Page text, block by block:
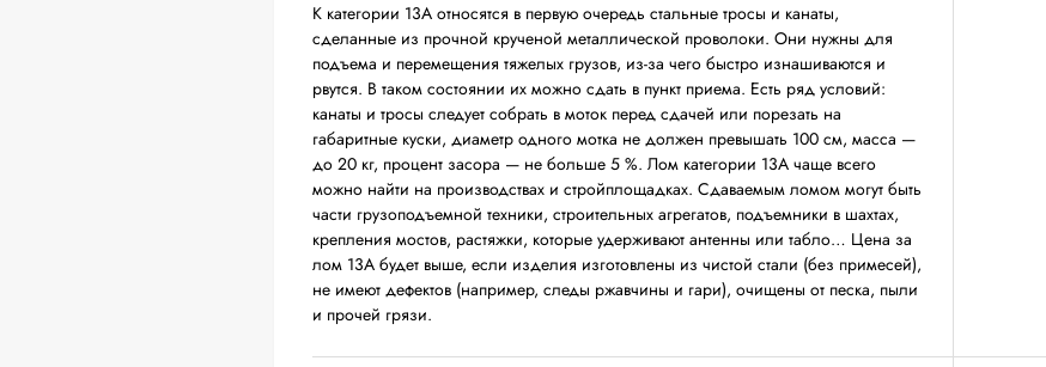
К категории 13А относятся в первую очередь стальные тросы и канаты,
сделанные из прочной крученой металлической проволоки. Они нужны для
подъема и перемещения тяжелых грузов, из-за чего быстро изнашиваются и
рвутся. В таком состоянии их можно сдать в пункт приема. Есть ряд условий:
канаты и тросы следует собрать в моток перед сдачей или порезать на
габаритные куски, диаметр одного мотка не должен превышать 100 см, масса —
до 20 кг, процент засора — не больше 5 %. Лом категории 13А чаще всего
можно найти на производствах и стройплощадках. Сдаваемым ломом могут быть
части грузоподъемной техники, строительных агрегатов, подъемники в шахтах,
крепления мостов, растяжки, которые удерживают антенны или табло… Цена за
лом 13А будет выше, если изделия изготовлены из чистой стали (без примесей),
не имеют дефектов (например, следы ржавчины и гари), очищены от песка, пыли
и прочей грязи.